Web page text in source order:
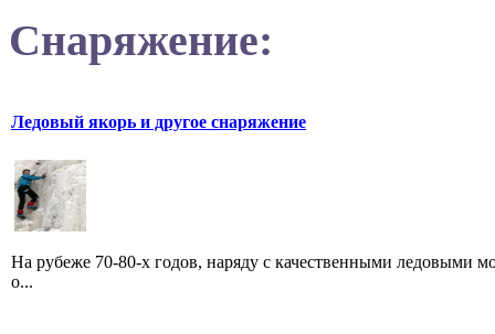
Снаряжение:
Ледовый якорь и другое снаряжение
На рубеже 70-80-х годов, наряду с качественными ледовыми
о...